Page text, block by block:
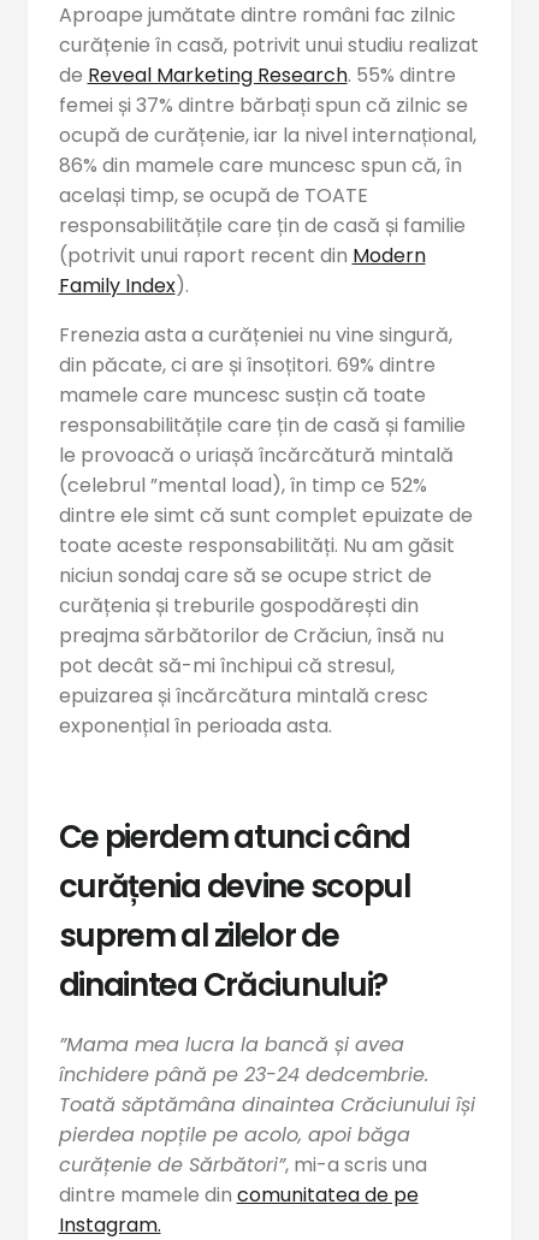
Aproape jumătate dintre români fac zilnic
curățenie în casă, potrivit unui studiu realizat
de Reveal Marketing Research. 55% dintre
femei și 37% dintre bărbați spun că zilnic se
ocupă de curățenie, iar la nivel internațional,
86% din mamele care muncesc spun că, în
același timp, se ocupă de TOATE
responsabilitățile care țin de casă și familie
(potrivit unui raport recent din Modern
Family Index).
Frenezia asta a curățeniei nu vine singură,
din păcate, ci are și însoțitori. 69% dintre
mamele care muncesc susțin că toate
responsabilitățile care țin de casă și familie
le provoacă o uriașă încărcătură mintală
(celebrul ”mental load), în timp ce 52%
dintre ele simt că sunt complet epuizate de
toate aceste responsabilități. Nu am găsit
niciun sondaj care să se ocupe strict de
curățenia și treburile gospodărești din
preajma sărbătorilor de Crăciun, însă nu
pot decât să-mi închipui că stresul,
epuizarea și încărcătura mintală cresc
exponențial în perioada asta.
Ce pierdem atunci când
curățenia devine scopul
suprem al zilelor de
dinaintea Crăciunului?
”Mama mea lucra la bancă și avea
închidere până pe 23-24 dedcembrie.
Toată săptămâna dinaintea Crăciunului își
pierdea nopțile pe acolo, apoi băga
curățenie de Sărbători”, mi-a scris una
dintre mamele din comunitatea de pe
Instagram.